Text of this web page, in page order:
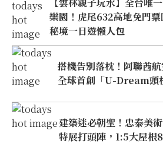
樂園！虎尾632高地免門
秘境一日遊懶人包
搭機告別落枕！阿聯酋
全球首創「U-Dream頭
建築迷必朝聖！忠泰美
特展打頭陣，1:5大屋根